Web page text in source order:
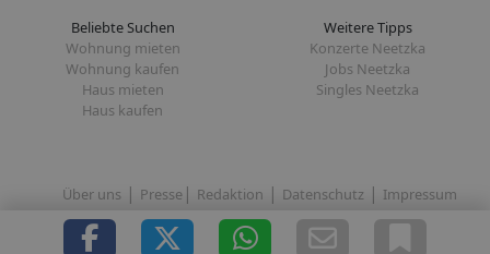
Beliebte Suchen
Wohnung mieten
Wohnung kaufen
Haus mieten
Haus kaufen
Weitere Tipps
Konzerte Neetzka
Jobs Neetzka
Singles Neetzka
Über uns | Presse | Redaktion | Datenschutz | Impressum